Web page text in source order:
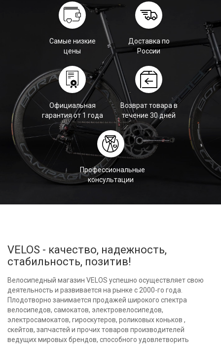
Самые низкие
цены
Доставка по
России
Официальная
гарантия от 1 года
Возврат товара в
течение 30 дней
Профессиональные
консультации
VELOS - качество, надежность,
стабильность, позитив!
Велосипедный магазин VELOS успешно осуществляет свою
деятельность и развивается на рынке с 2000-го года.
Плодотворно занимается продажей широкого спектра
велосипедов, самокатов, электровелосипедов,
электросамокатов, гироскутеров, роликовых коньков ,
скейтов, запчастей и прочих товаров производителей
ведущих мировых брендов, способного удовлетворить